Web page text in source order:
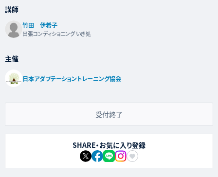
講師
竹田 伊希子
出張コンディショニング いき処
主催
日本アダプテーショントレーニング協会
受付終了
SHARE・お気に入り登録